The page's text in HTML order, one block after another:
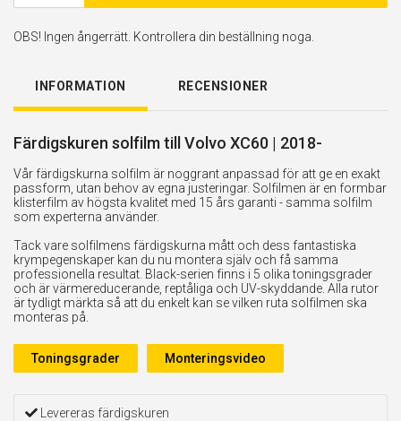
OBS! Ingen ångerrätt. Kontrollera din beställning noga.
INFORMATION RECENSIONER
Färdigskuren solfilm till Volvo XC60 | 2018-
Vår färdigskurna solfilm är noggrant anpassad för att ge en exakt
passform, utan behov av egna justeringar. Solfilmen är en formbar
klisterfilm av högsta kvalitet med 15 års garanti - samma solfilm
som experterna använder.
Tack vare solfilmens färdigskurna mått och dess fantastiska
krympegenskaper kan du nu montera själv och få samma
professionella resultat. Black-serien finns i 5 olika toningsgrader
och är värmereducerande, reptåliga och UV-skyddande. Alla rutor
är tydligt märkta så att du enkelt kan se vilken ruta solfilmen ska
monteras på.
Toningsgrader Monteringsvideo
Levereras färdigskuren